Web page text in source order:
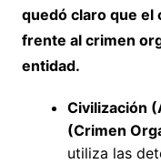
quedó claro que el
frente al crimen
entidad.
Civilización
(Crimen
utiliza las